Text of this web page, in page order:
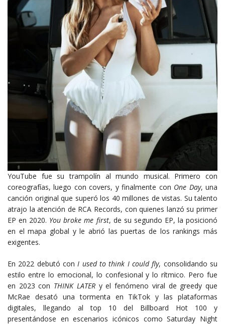
YouTube fue su trampolín al mundo musical. Primero con
coreografías, luego con covers, y finalmente con One Day, una
canción original que superó los 40 millones de vistas. Su talento
atrajo la atención de RCA Records, con quienes lanzó su primer
EP en 2020. You broke me first, de su segundo EP, la posicionó
en el mapa global y le abrió las puertas de los rankings más
exigentes.
En 2022 debutó conI used to think I could fly, consolidando su
estilo entre lo emocional, lo confesional y lo rítmico. Pero fue
en 2023 con THINK LATERy el fenómeno viral de greedy que
McRae desató una tormenta en TikTok y las plataformas
digitales, llegando al top 10 del Billboard Hot 100 y
presentándose en escenarios icónicos como Saturday Night